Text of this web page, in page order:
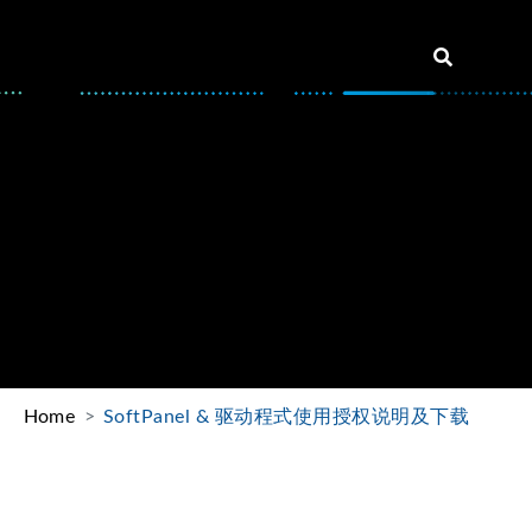
Home SoftPanel & 驱动程式使用授权说明及下载